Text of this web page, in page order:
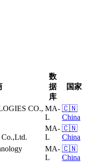
数
据
库
国家
CO., MA-
L
🇨🇳
China
Co.,Ltd.
MA-
L
🇨🇳
China
MA-
L
🇨🇳
China